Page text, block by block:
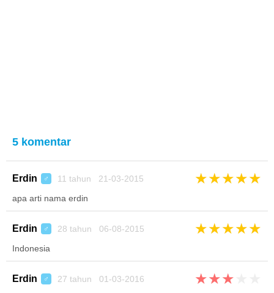
5 komentar
Erdin ♂ 11 tahun 21-03-2015 ★★★★★
apa arti nama erdin
Erdin ♂ 28 tahun 06-08-2015 ★★★★★
Indonesia
Erdin ♂ 27 tahun 01-03-2016 ★★★